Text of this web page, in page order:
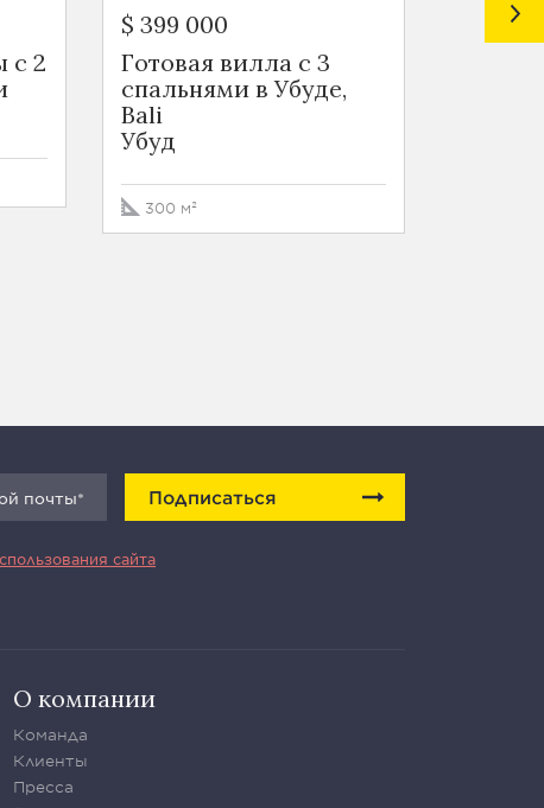
с 2
$ 399 000
Готовая вилла с 3
спальнями в Убуде,
Bali
Убуд
300 м²
$ 472
Подписаться
сайта
О компании
Команда
Клиенты
Пресса